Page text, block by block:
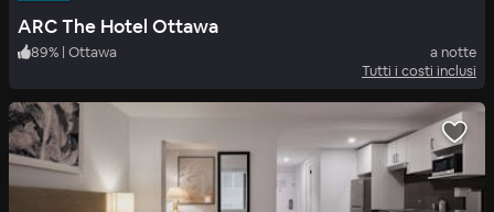
ARC The Hotel Ottawa
89% | Ottawa
a notte
Tutti i costi inclusi